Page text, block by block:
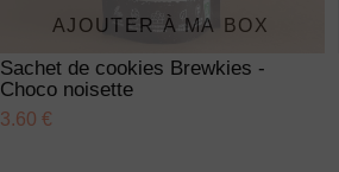
AJOUTER À MA BOX
Sachet de cookies Brewkies -
Choco noisette
3.60 €